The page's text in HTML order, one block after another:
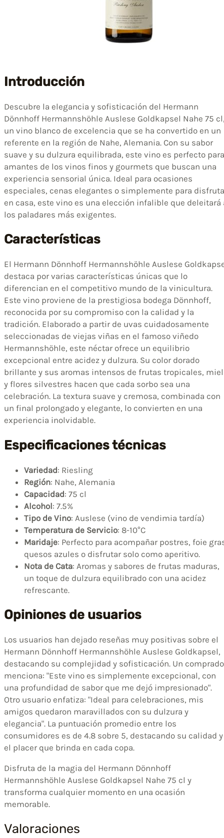
Introducción
Descubre la elegancia y sofisticación del Hermann
Dönnhoff Hermannshöhle Auslese Goldkapsel Nahe 75
un vino blanco de excelencia que se ha convertido en un
referente en la región de Nahe, Alemania. Con su sabor
suave y su dulzura equilibrada, este vino es perfecto para
amantes de los vinos finos y gourmets que buscan una
experiencia sensorial única. Ideal para ocasiones
especiales, cenas elegantes o simplemente para
en casa, este vino es una elección infalible que deleitará
los paladares más exigentes.
Características
El Hermann Dönnhoff Hermannshöhle Auslese
destaca por varias características únicas que lo
diferencian en el competitivo mundo de la vinicultura.
Este vino proviene de la prestigiosa bodega Dönnhoff,
reconocida por su compromiso con la calidad y la
tradición. Elaborado a partir de uvas cuidadosamente
seleccionadas de viejas viñas en el famoso viñedo
Hermannshöhle, este néctar ofrece un equilibrio
excepcional entre acidez y dulzura. Su color dorado
brillante y sus aromas intensos de frutas tropicales, miel
y flores silvestres hacen que cada sorbo sea una
celebración. La textura suave y cremosa, combinada con
un final prolongado y elegante, lo convierten en una
experiencia inolvidable.
Especificaciones técnicas
Variedad: Riesling
Región: Nahe, Alemania
Capacidad: 75 cl
Alcohol: 7.5%
Tipo de Vino: Auslese (vino de vendimia tardía)
Temperatura de Servicio: 8-10°C
Maridaje: Perfecto para acompañar postres, foie
quesos azules o disfrutar solo como aperitivo.
Nota de Cata: Aromas y sabores de frutas maduras,
un toque de dulzura equilibrado con una acidez
refrescante.
Opiniones de usuarios
Los usuarios han dejado reseñas muy positivas sobre el
Hermann Dönnhoff Hermannshöhle Auslese Goldkapsel,
destacando su complejidad y sofisticación. Un
menciona: "Este vino es simplemente excepcional, con
una profundidad de sabor que me dejó impresionado".
Otro usuario enfatiza: "Ideal para celebraciones, mis
amigos quedaron maravillados con su dulzura y
elegancia". La puntuación promedio entre los
consumidores es de 4.8 sobre 5, destacando su calidad y
el placer que brinda en cada copa.
Disfruta de la magia del Hermann Dönnhoff
Hermannshöhle Auslese Goldkapsel Nahe 75 cl y
transforma cualquier momento en una ocasión
memorable.
Valoraciones